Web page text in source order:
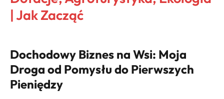
| Jak Zacząć
Dochodowy Biznes na Wsi: Moja
Droga od Pomysłu do Pierwszych
Pieniędzy